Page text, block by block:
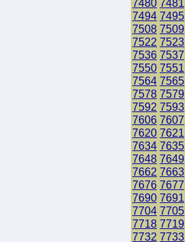
7480 7481
7494 7495
7508 7509
7522 7523
7536 7537
7550 7551
7564 7565
7578 7579
7592 7593
7606 7607
7620 7621
7634 7635
7648 7649
7662 7663
7676 7677
7690 7691
7704 7705
7718 7719
7732 7733